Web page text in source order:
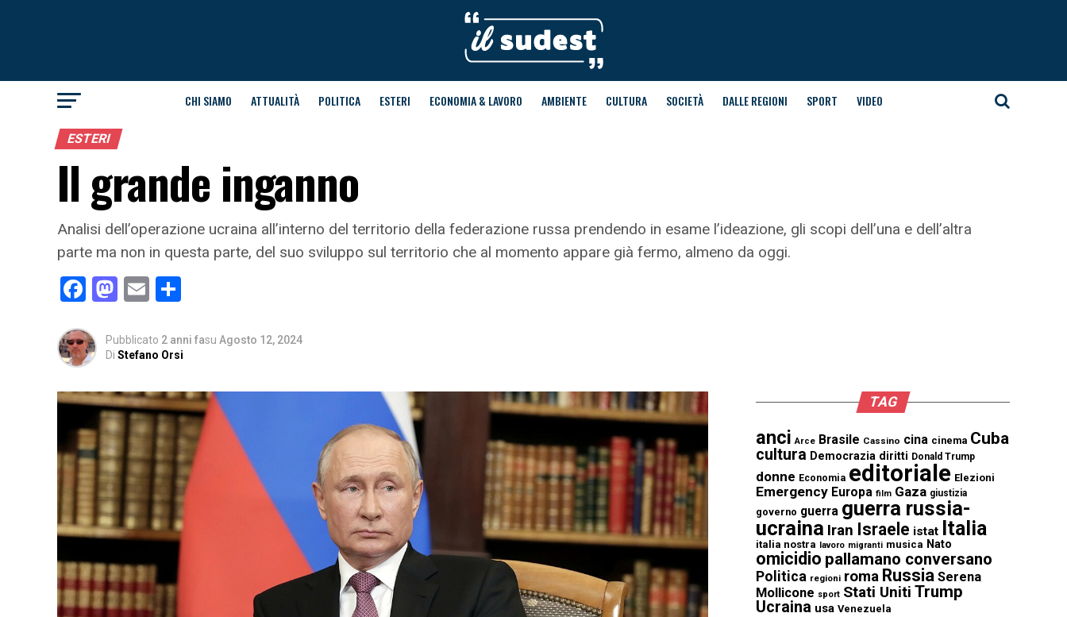
CHI SIAMO ATTUALITÀ POLITICA ESTERI ECONOMIA & LAVORO AMBIENTE CULTURA SOCIETÀ DALLE REGIONI SPORT VIDEO
ESTERI
Il grande inganno
Analisi dell’operazione ucraina all’interno del territorio della federazione russa prendendo in esame l’ideazione, gli scopi dell’una e dell’altra
parte ma non in questa parte, del suo sviluppo sul territorio che al momento appare già fermo, almeno da oggi.
Facebook
Mastodon
Email
Pubblicato 2 anni fasu Agosto 12, 2024
Di Stefano Orsi
TAG
anci Arce Brasile Cassino cina cinema Cuba
cultura Democrazia diritti Donald Trump
donne Economia editoriale Elezioni
Emergency Europa film Gaza giustizia
governo guerra guerra russia-
ucraina Iran Israele istat Italia
italia nostra lavoro migranti musica Nato
omicidio pallamano conversano
Politica regioni roma Russia Serena
Mollicone sport Stati Uniti Trump
Ucraina usa Venezuela